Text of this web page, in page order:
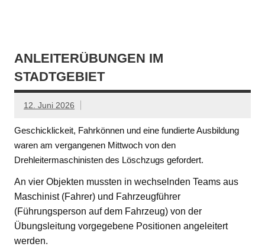
ANLEITERÜBUNGEN IM
STADTGEBIET
12. Juni 2026
Geschicklickeit, Fahrkönnen und eine fundierte Ausbildung
waren am vergangenen Mittwoch von den
Drehleitermaschinisten des Löschzugs gefordert.
An vier Objekten mussten in wechselnden Teams aus
Maschinist (Fahrer) und Fahrzeugführer
(Führungsperson auf dem Fahrzeug) von der
Übungsleitung vorgegebene Positionen angeleitert
werden.